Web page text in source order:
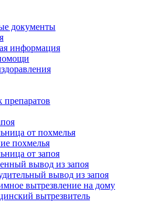
документы
информация
от похмелья
похмелья
от запоя
вывод из запоя
вывод из запоя
вытрезвление на дому
вытрезвитель